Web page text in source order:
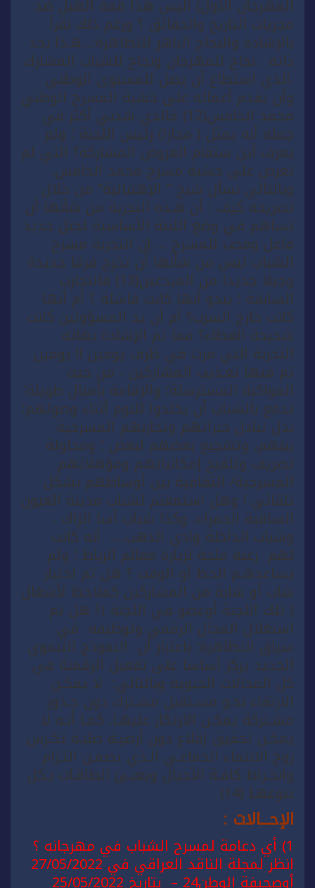
المهرجان الأول) أليس هذا قمة الهبل ضد
مجريات التاريخ والحقائق ؟ ورغم ذلك نقرأ
بالإشادة والنجاح الباهر للتظاهرة:…هـذا بحد
ذاته . نجاح للمهرجان ونجاح للشباب المشارك
.الذي استطاع أن يصل للمستوى الوطني
وأن يقدم أعماله على خشبة المسرح الوطني
محمد الخامس(12) فالذي شدني أكثر في
جمله أنه يمثل ( مجازا) رئيس اللجنة ؛ ولم
يعرف أين ستقام العروض المشاركة؟ التي لم
تعرض على خشبة مسرح محمد الخامس.
وبالتالي نسأل شيخ ” الإهتبالية” من خلال
تصريحه كيف : أن هـذه التجربة من شأنها أن
تساهم في وضع اللبنة الأساسية لجيل جديد
فاعل ومحب للمسرح … إن التجربة مسرح
الشباب ليس من شأنها أن تخرج فرقا جديدة
وجيلا جديدا من المبدعين(13) فالتجارب
السابقة ؛ يبدو أنها كانت فاشلة ؟ أم أنها
كانت خارج السرب؟ أم أن يد المسؤولين كانت
شحيحة العطاء؟ مما تم الإشادة بهاته
التجربة التي مرت في ظرف يومين !! يومين
تم فيها تعـذيب المشاركين ، من حيث
المواكبة المسترسلة؛ والإقامة بأميال طويلة؛
تدفع بالشباب أن يخلدوا للنوم أثناء وصولهم؛
بدل تبادل خبراتهم وتجاربهم المسرحية
بينهم، وتشجيع بعضهم لبعض ؛ ومحاولة
تصريف وتلقيح إمكانياتهم ومؤهلاتهم
المسرحية/ الثقافية بين أوساطهم بشكل
تلقائي ! وهل استمعتم لشباب مدينة العيون
الساقية الحمراء، وكذا شباب أسا الزاك .
وشباب الداخلة وادي الذهب…. أنه كانت
لهم رغبة ملحة لزيارة معالم الرباط ؛ ولم
يساعدهـم الحظ أو الوقت ؟ هل تم اختيار
شاب أو شابة من المشاركين كملاحظ لأشغال
( تلك اللجنة أوعضو في اللجنة )؟ هل تم
استغلال المجال الرقمي وتوظيفه في
سياق التظاهرة؛ باعتبار أن النموذج التنموي
الجديد يركز أساسا على تفعيل الرقمنة في
كل المجالات الحيوية وبالتالي: لا يمكـن
الارتقاء نحـو مسـتقبل مشـترك دون جـذور
مشـتركة يمكـن الارتكاز عليهـا. كمـا أنـه لا
يمكـن تحقيق إقلاع دون أرضيـة صلبـة تكـرس
روح الانتماء الجماعـي الـذي يضمـن التـزام
وانخـراط كافـة الأجيال ويعبـئ الطاقـات بـكل
تنوعهـا (14)
الإحـــالات :
1) أي دعامة لمسرح الشباب في مهرجانه ؟
انظر لمجلة الناقد العراقي في 27/05/2022
أوصحيفة الوطن24 – بتاريخ 25/05/2022